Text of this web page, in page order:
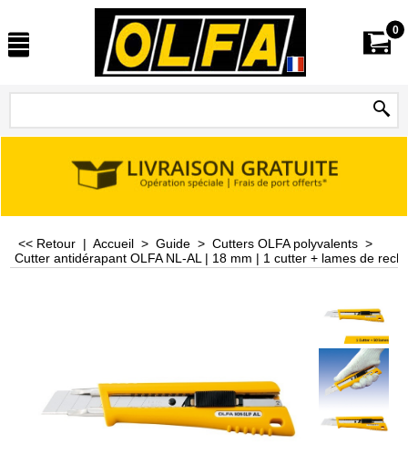
0
<< Retour | Accueil > Guide > Cutters OLFA polyvalents >
Cutter antidérapant OLFA NL-AL | 18 mm | 1 cutter + lames de